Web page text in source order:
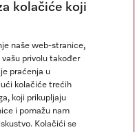
kolačiće koji
naše web-stranice,
privolu također
praćenja u
kolačiće trećih
koji prikupljaju
i pomažu nam
Kolačići se